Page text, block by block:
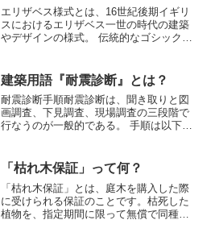
エリザベス様式とは、 16世紀後期イギリ
スにおけるエリザベス一世の時代の建築
やデザインの様式。
伝統的なゴシック様
形に、イタリアなどのルネサンス様式を
加えたもので、直線的で実用性重視の傾
向が強い。柱や梁など外部に露出したデ
ザインが特徴である。こうした柱などの
間の壁面を煉瓦や漆喰で埋めるハーフテ
ューダー・アーチと呼ばれる幅が広く平
妻屋根で中央に高い壺飾りを施した煙突
があり、袖胸と十字交差する。このころ
から、暖炉が部屋の構成上の中心となっ
建築用語『耐震診断』とは？
耐震診断手順耐震診断は、聞き取りと図
画調査、下見調査、現場調査の三段階で
行なうのが一般的である。
手順は以下の
者などから、建物の設計や施工、使用状
況などの情報を収集する。図画調査は、
設計図や施工図、検査証などの資料を収
集し、建物の構造や規模、材料や施工方
法などを確認する。2. -下見調査-下見調
「枯れ木保証」って何？
「枯れ木保証」 とは、庭木を購入した際
に受けられる保証のことです。枯死した
植物を、指定期間に限って無償で同種の